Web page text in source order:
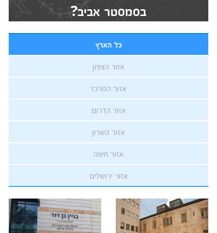
בסמסטר אביב?
כל הארץ
אזור הצפון
אזור המרכז
אזור הדרום
אזור השרון
אזור חיפה
אזור ירושלים